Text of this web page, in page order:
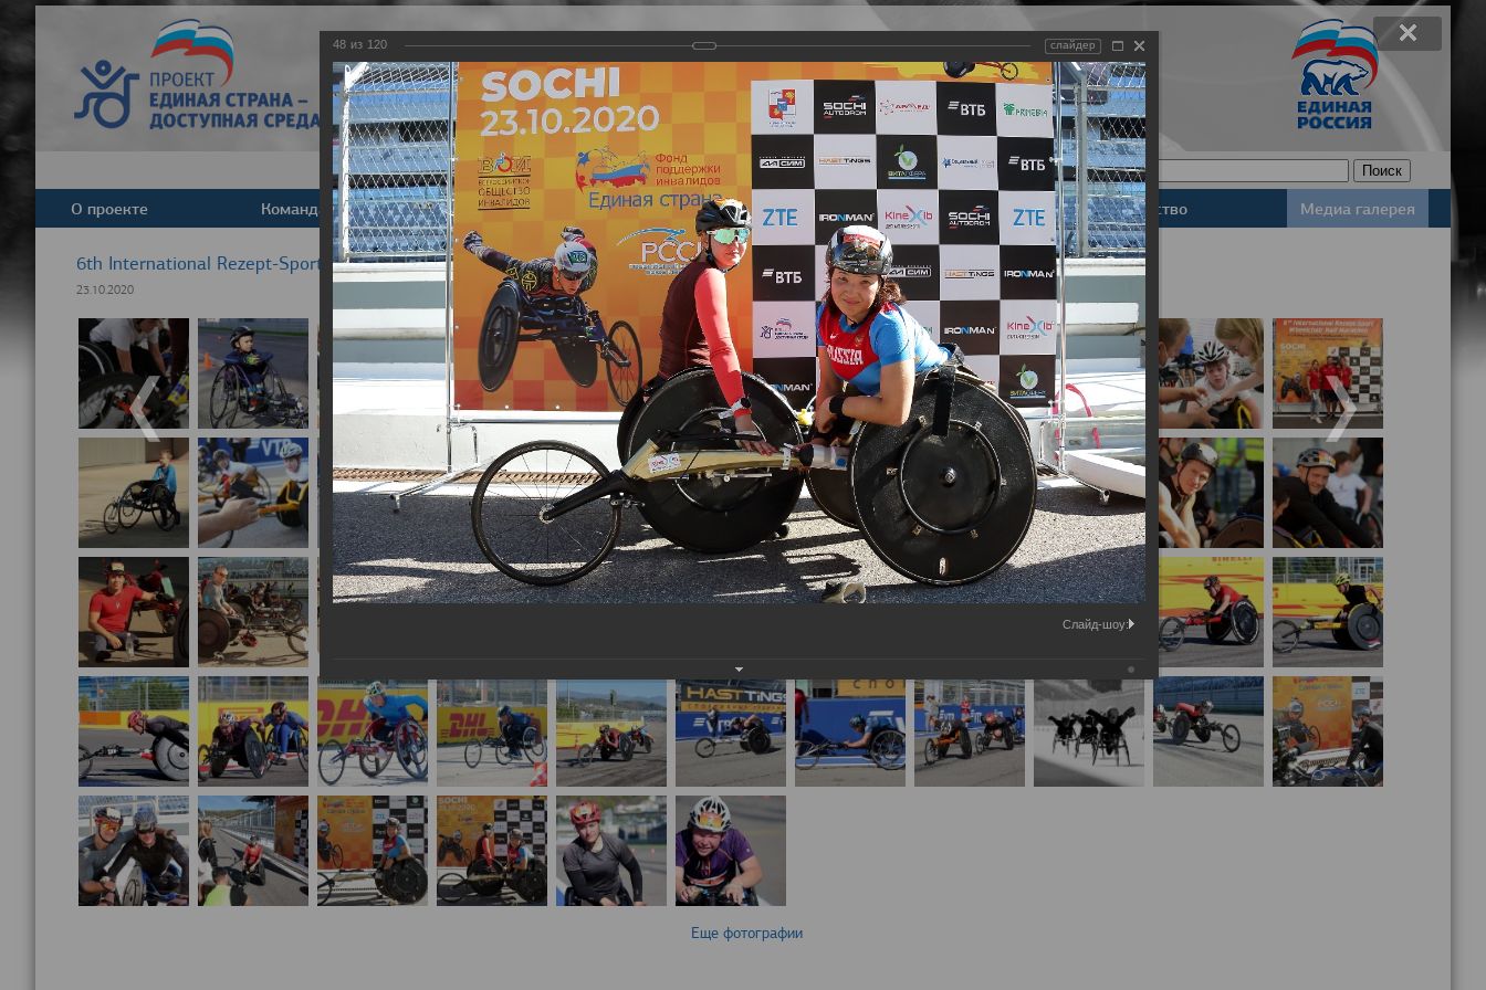
Задать вопрос
Версия для слабовидящих
О проекте Команда Новости Деятельность Базы данных Законодательство Медиа галерея
6th International Rezept-Sport Wheelchair Half Marathon
23.10.2020
Еще фотографии
48 из 120 слайдер
Слайд-шоу: